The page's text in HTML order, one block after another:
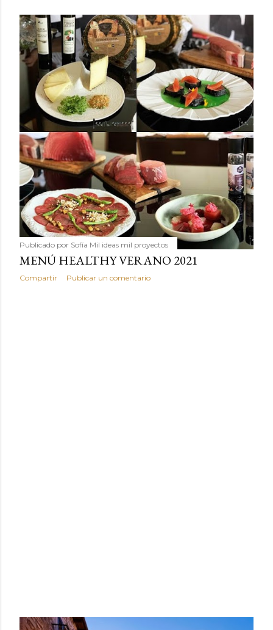
Publicado por Sofía Mil ideas mil proyectos
MENÚ HEALTHY VERANO 2021
Compartir Publicar un comentario